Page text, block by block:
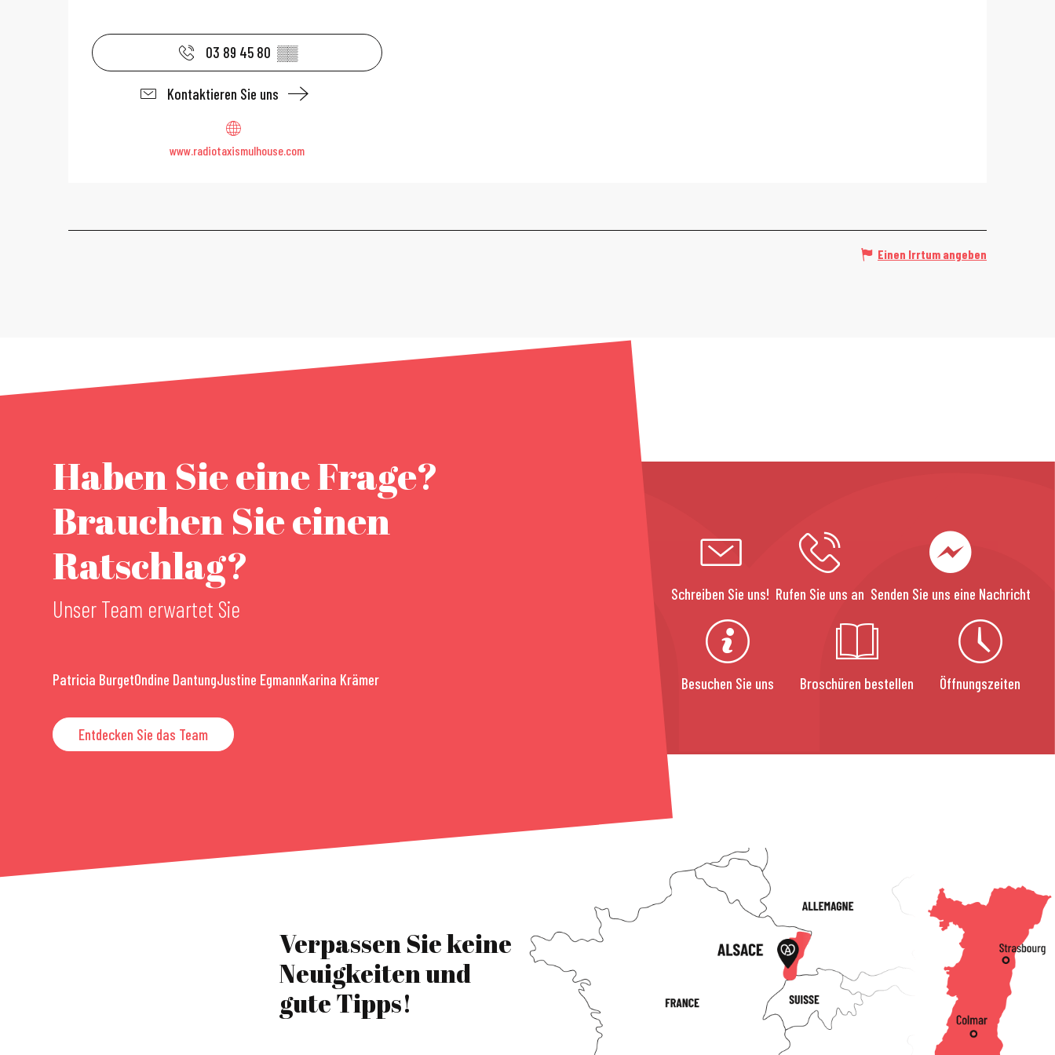
03 89 45 80 ▒▒
Kontaktieren Sie uns
www.radiotaxismulhouse.com
Einen Irrtum angeben
Haben Sie eine Frage?
Brauchen Sie einen
Ratschlag?
Unser Team erwartet Sie
Patricia BurgetOndine DantungJustine EgmannKarina Krämer
Entdecken Sie das Team
Schreiben Sie uns! Rufen Sie uns an Senden Sie uns eine Nachricht
Besuchen Sie uns Broschüren bestellen Öffnungszeiten
Verpassen Sie keine
Neuigkeiten und
gute Tipps!